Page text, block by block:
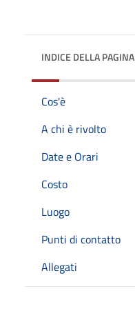
INDICE DELLA PAGINA
Cos'è
A chi è rivolto
Date e Orari
Costo
Luogo
Punti di contatto
Allegati